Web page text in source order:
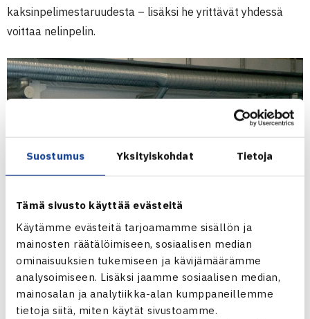
Suostumus Yksityiskohdat Tietoja
Tämä sivusto käyttää evästeitä
Käytämme evästeitä tarjoamamme sisällön ja
mainosten räätälöimiseen, sosiaalisen median
ominaisuuksien tukemiseen ja kävijämäärämme
analysoimiseen. Lisäksi jaamme sosiaalisen median,
mainosalan ja analytiikka-alan kumppaneillemme
tietoja siitä, miten käytät sivustoamme.
kaksinpelimestaruudesta – lisäksi he yrittävät yhdessä
voittaa nelinpelin.
Oskar Antinheimo
Tyttöjen puolella toiseksi sijoitettuLaura Hietaranta